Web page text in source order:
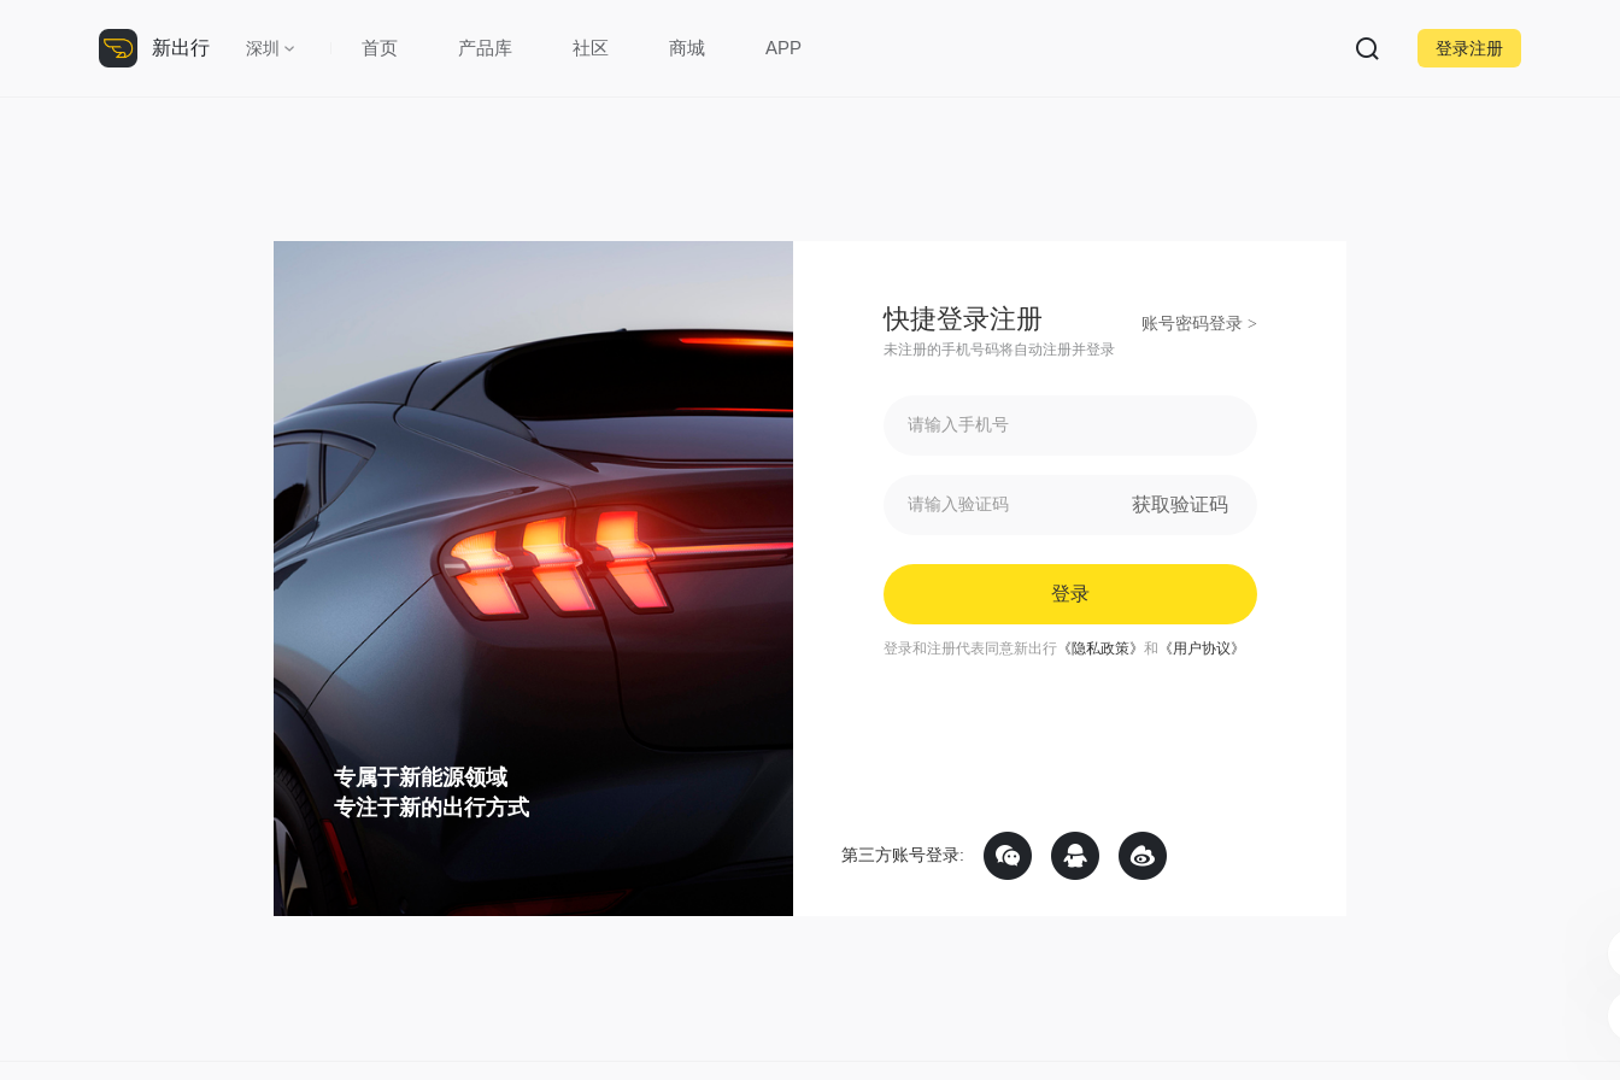
新出行 深圳 首页 产品库 社区 商城 APP 登录注册
专属于新能源领域
专注于新的出行方式
快捷登录注册 账号密码登录 >
未注册的手机号码将自动注册并登录
获取验证码
登录
第三方账号登录:
登录和注册代表同意新出行《隐私政策》 和 《用户协议》